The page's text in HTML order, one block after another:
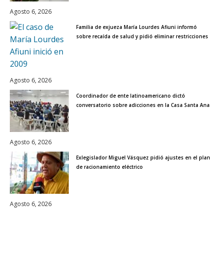
Agosto 6, 2026
Familia de exjueza María Lourdes Afiuni informó
sobre recaída de salud y pidió eliminar restricciones
Agosto 6, 2026
Coordinador de ente latinoamericano dictó
conversatorio sobre adicciones en la Casa Santa Ana
Agosto 6, 2026
Exlegislador Miguel Vásquez pidió ajustes en el plan
de racionamiento eléctrico
Agosto 6, 2026